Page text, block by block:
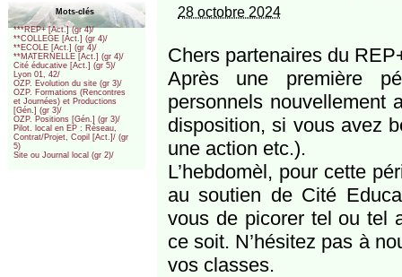
Mots-clés
***REP+ [Act.] (gr 4)/
**COLLEGE [Act.] (gr 4)/
**ECOLE [Act.] (gr 4)/
**MATERNELLE [Act.] (gr 4)/
Cité éducative [Act.] (gr 5)/
Lyon 01, 42/
OZP. Evolution du site (gr 3)/
OZP. Formations (Rencontres
et Journées) et Productions
[Gén.] (gr 3)/
OZP. Positions [Gén.] (gr 3)/
Pilot. local en EP : Réseau,
Contrat/Projet, Copil [Act.]/ (gr
5)
Site ou Journal local (gr 2)/
28 octobre 2024
Chers partenaires du
Après une première
personnels nouvellement
disposition, si vous avez
une action etc.).
L’hebdomèl, pour cette
au soutien de Cité
vous de picorer tel ou tel
ce soit. N’hésitez pas à
vos classes.